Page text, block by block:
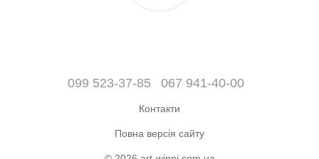
099 523-37-85 067 941-40-00
Контакти
Повна версія сайту